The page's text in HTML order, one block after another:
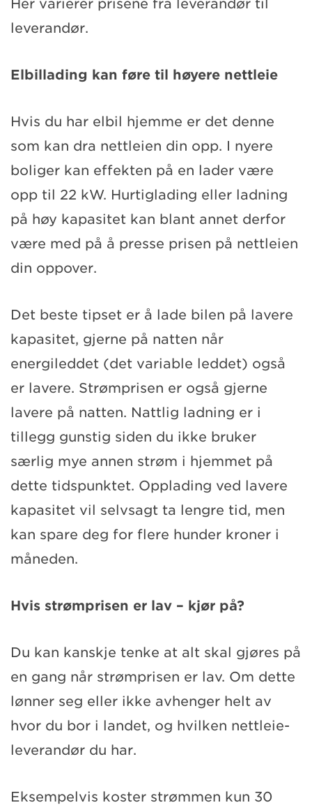
Her varierer prisene fra leverandør til
leverandør.
Elbillading kan føre til høyere nettleie
Hvis du har elbil hjemme er det denne
som kan dra nettleien din opp. I nyere
boliger kan effekten på en lader være
opp til 22 kW. Hurtiglading eller ladning
på høy kapasitet kan blant annet derfor
være med på å presse prisen på nettleien
din oppover.
Det beste tipset er å lade bilen på lavere
kapasitet, gjerne på natten når
energileddet (det variable leddet) også
er lavere. Strømprisen er også gjerne
lavere på natten. Nattlig ladning er i
tillegg gunstig siden du ikke bruker
særlig mye annen strøm i hjemmet på
dette tidspunktet. Opplading ved lavere
kapasitet vil selvsagt ta lengre tid, men
kan spare deg for flere hunder kroner i
måneden.
Hvis strømprisen er lav – kjør på?
Du kan kanskje tenke at alt skal gjøres på
en gang når strømprisen er lav. Om dette
lønner seg eller ikke avhenger helt av
hvor du bor i landet, og hvilken nettleie-
leverandør du har.
Eksempelvis koster strømmen kun 30